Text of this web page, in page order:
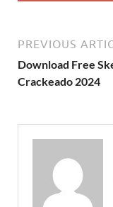
PREVIOUS
Download Free
Crackeado 2024